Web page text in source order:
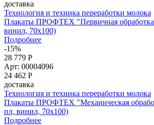
доставка
Технология и техника переработки молока
Плакаты ПРОФТЕХ "Первичная обработка
винил, 70х100)
Подробнее
-15%
28 779 Р
Арт: 00004096
24 462 Р
доставка
Технология и техника переработки молока
Плакаты ПРОФТЕХ "Механическая
пл, винил, 70х100)
Подробнее